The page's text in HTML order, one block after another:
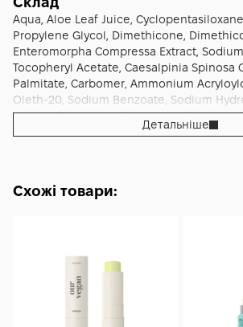
Aqua, Aloe Leaf Juice,
Propylene Glycol, Dimethicone,
Enteromorpha Compressa Extract,
Tocopheryl Acetate, Caesalpinia Spinosa
Palmitate, Carbomer, Ammonium
Oleth-20, Sodium Benzoate, Sodium
Imidazolidinyl Urea, Fragrance, Disodium
Dehydroacetate, Potassium Sorbate.
Детальніше
Схожі товари: